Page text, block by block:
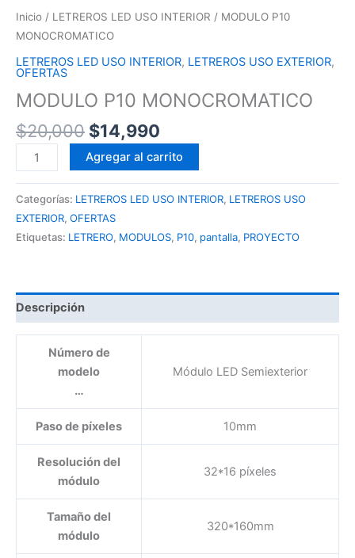
Inicio / LETREROS LED USO INTERIOR / MODULO P10
MONOCROMATICO
LETREROS LED USO INTERIOR, LETREROS USO EXTERIOR,
OFERTAS
MODULO P10 MONOCROMATICO
$20,000 $14,990
Agregar al carrito
Categorías: LETREROS LED USO INTERIOR, LETREROS USO
EXTERIOR, OFERTAS
Etiquetas: LETRERO, MODULOS, P10, pantalla, PROYECTO
Descripción
Número de
modelo
…
Módulo LED Semiexterior
Paso de píxeles 10mm
Resolución del
módulo
32*16 píxeles
Tamaño del
módulo
320*160mm